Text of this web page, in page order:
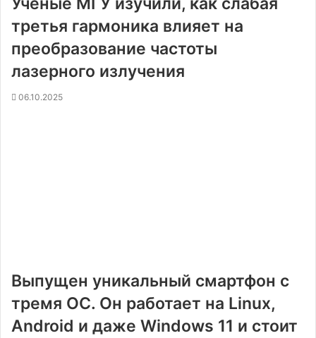
третья гармоника влияет на
преобразование частоты
лазерного излучения
06.10.2025
Выпущен уникальный смартфон с
тремя ОС. Он работает на Linux,
Android и даже Windows 11 и стоит